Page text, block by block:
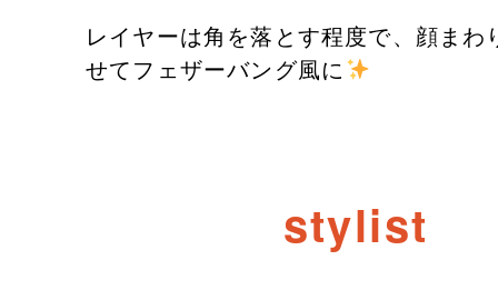
レイヤーは角を落とす程度で、顔まわ
せてフェザーバング風に
stylist